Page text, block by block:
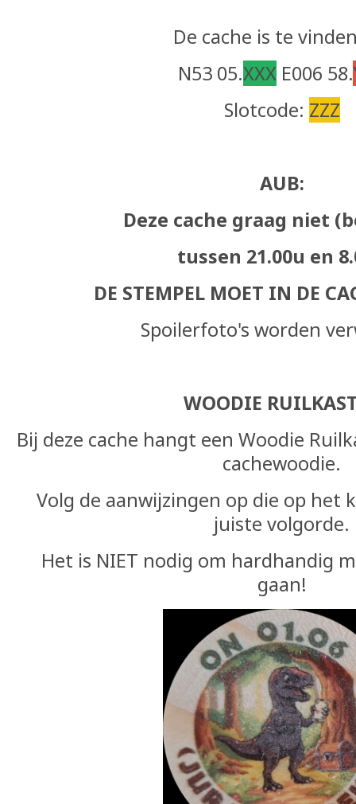
De cache is te
N53 05.XXX E006 58.
Slotcode: ZZZ
AUB:
Deze cache graag niet
tussen 21.00u en
DE STEMPEL MOET IN DE
Spoilerfoto's worden
WOODIE
Bij deze cache hangt een Woodie
cachewoodie.
Volg de aanwijzingen op die op het
juiste volgorde.
Het is NIET nodig om hardhandig
gaan!